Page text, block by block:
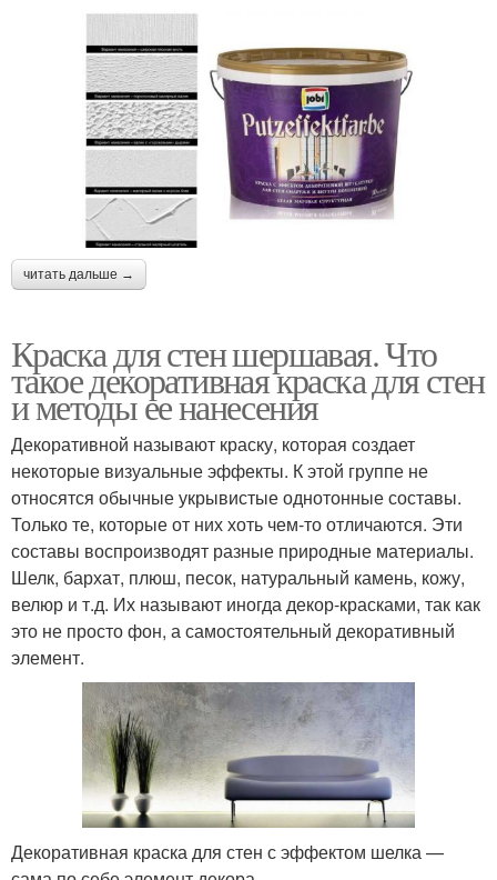
читать дальше →
Краска для стен шершавая. Что
такое декоративная краска для стен
и методы ее нанесения
Декоративной называют краску, которая создает
некоторые визуальные эффекты. К этой группе не
относятся обычные укрывистые однотонные составы.
Только те, которые от них хоть чем-то отличаются. Эти
составы воспроизводят разные природные материалы.
Шелк, бархат, плюш, песок, натуральный камень, кожу,
велюр и т.д. Их называют иногда декор-красками, так как
это не просто фон, а самостоятельный декоративный
элемент.
Декоративная краска для стен с эффектом шелка —